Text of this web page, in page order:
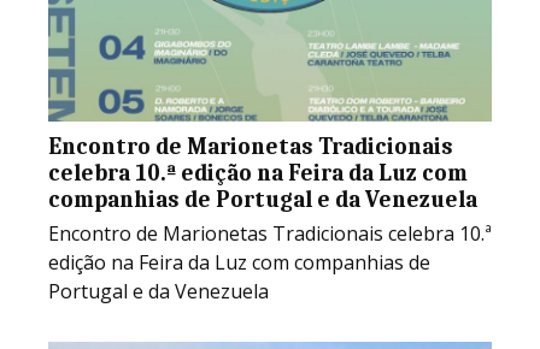
Encontro de Marionetas Tradicionais
celebra 10.ª edição na Feira da Luz com
companhias de Portugal e da Venezuela
Encontro de Marionetas Tradicionais celebra 10.ª
edição na Feira da Luz com companhias de
Portugal e da Venezuela